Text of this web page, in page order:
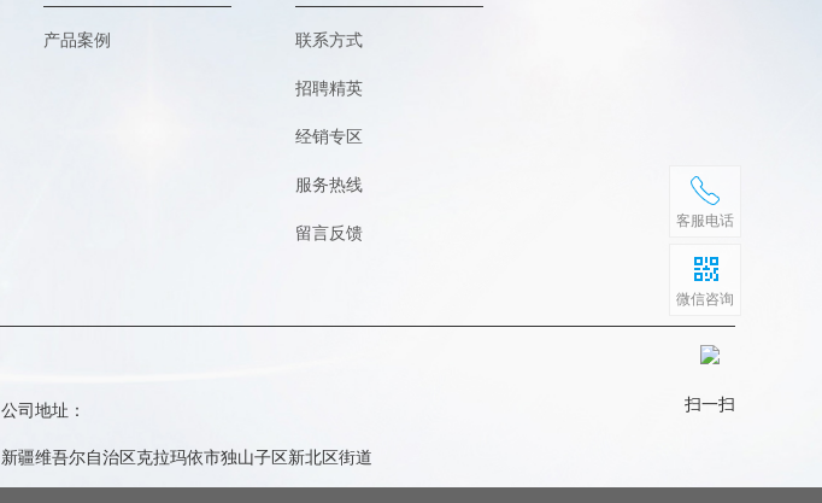
产品案例 联系方式
招聘精英
经销专区
服务热线
留言反馈
公司地址：
新疆维吾尔自治区克拉玛依市独山子区新北区街道
扫一扫
客服电话
微信咨询